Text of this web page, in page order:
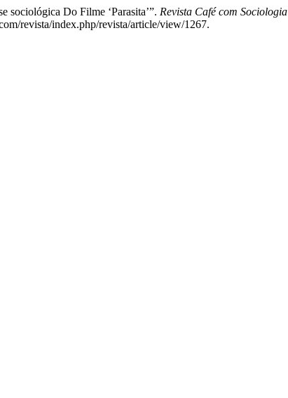
sociológica Do Filme ‘Parasita’”. Revista Café com Sociologia
revista/index.php/revista/article/view/1267.